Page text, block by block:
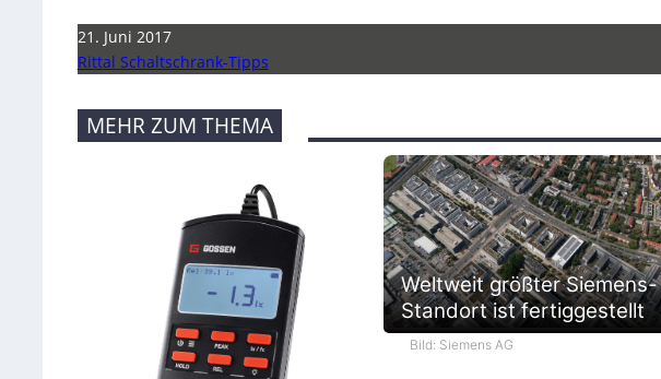
21. Juni 2017
Rittal Schaltschrank-Tipps
MEHR ZUM THEMA
Weltweit größter Siemens-
Standort ist fertiggestellt
Bild: Siemens AG